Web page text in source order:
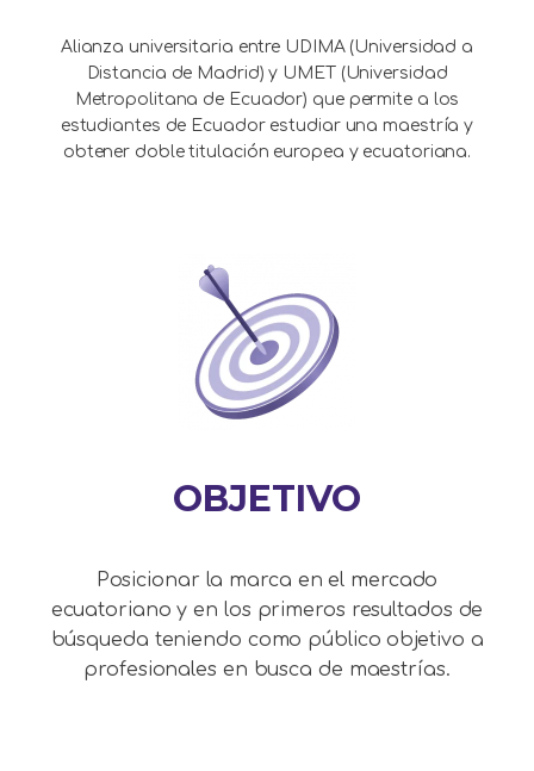
Alianza universitaria entre UDIMA (Universidad a
Distancia de Madrid) y UMET (Universidad
Metropolitana de Ecuador) que permite a los
estudiantes de Ecuador estudiar una maestría y
obtener doble titulación europea y ecuatoriana.
OBJETIVO
Posicionar la marca en el mercado
ecuatoriano y en los primeros resultados de
búsqueda teniendo como público objetivo a
profesionales en busca de maestrías.